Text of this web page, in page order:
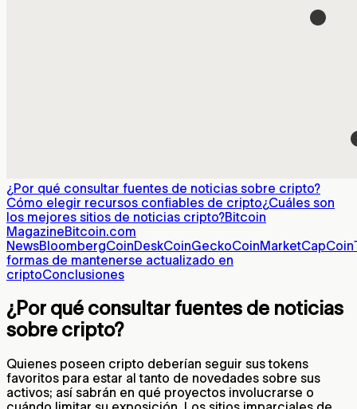
¿Por qué consultar fuentes de noticias sobre cripto?
Cómo elegir recursos confiables de cripto¿Cuáles son
los mejores sitios de noticias cripto?Bitcoin
MagazineBitcoin.com
NewsBloombergCoinDeskCoinGeckoCoinMarketCap
formas de mantenerse actualizado en
criptoConclusiones
¿Por qué consultar fuentes de noticias
sobre cripto?
Quienes poseen cripto deberían seguir sus tokens
favoritos para estar al tanto de novedades sobre sus
activos; así sabrán en qué proyectos involucrarse o